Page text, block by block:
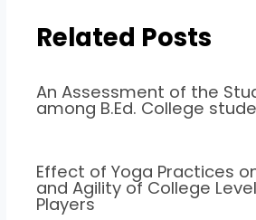
Related Posts
An Assessment of the
among B.Ed. College
Effect of Yoga Practices
and Agility of College
Players